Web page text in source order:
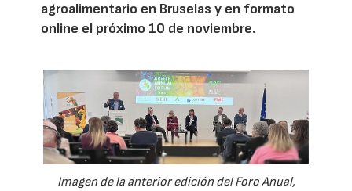
agroalimentario en Bruselas y en formato
online el próximo 10 de noviembre.
Imagen de la anterior edición del Foro Anual,